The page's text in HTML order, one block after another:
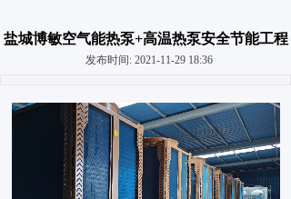
盐城博敏空气能热泵+高温热泵安全节能工程
发布时间: 2021-11-29 18:36